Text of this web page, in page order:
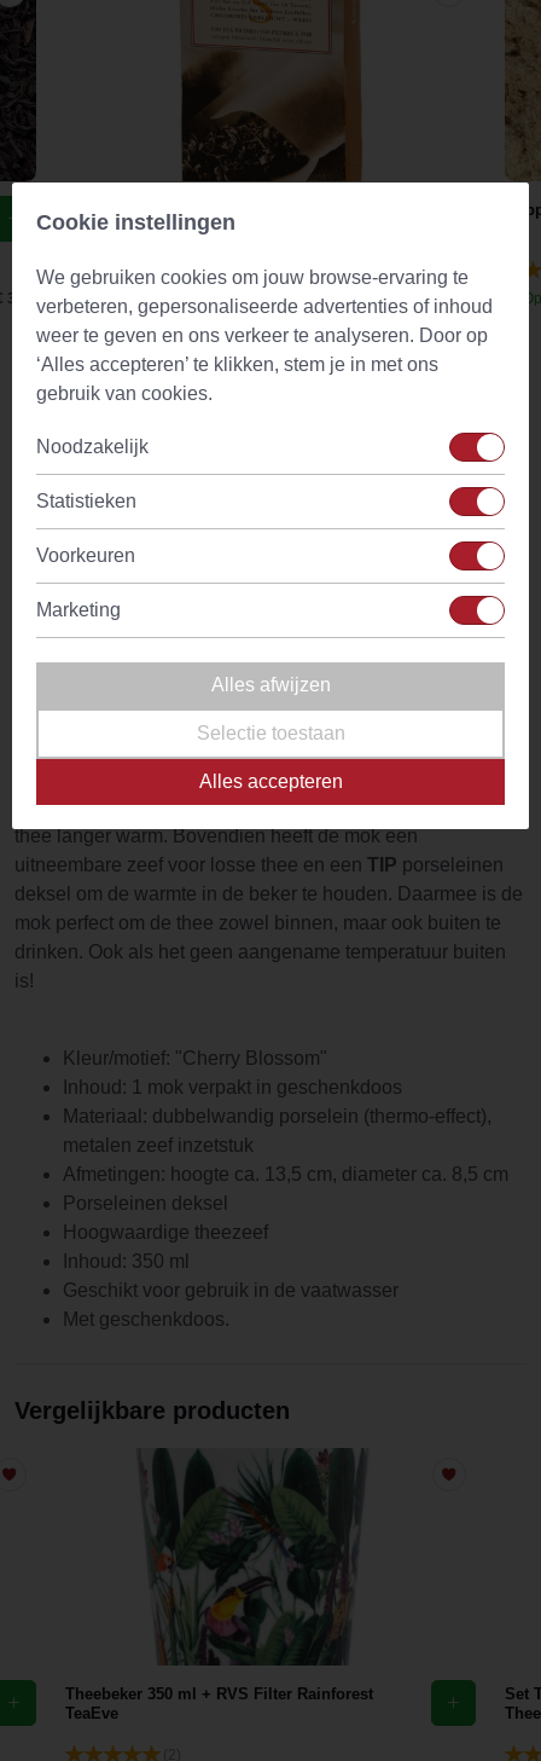
3,38
Theefilter Flip S tbv theekop + beker Papier
Teeli
(6)
Op voorraad
Vanaf € 3,35
Omschrijving
Prachtige theebeker TeaEve Cherry Blossom met dekseltje
en roestvrijstalen theezeef van TeaEve. De beker is
gemaakt van hoogwaardig dubbelwandig porselein. Je thee
blijft zo lekker lang warm en je kunt de beker gemakkelijk
vastpakken want de buitenkant wordt nooit (te) heet. Met de
brede theezeef van roestvrijstaal is Theebeker TeaEve
Cherry Blossom ideaal om je heerlijke losse thee mee te
zetten. Leun achterover en laat de dag uitkeren met een
thee en geniet van de rust.
Theebeker TEAEVE is qua kwaliteit, uiterlijk en
Blossom theebeker van Eigenart heeft een inhoud van 350
ml en houdt als thermosbeker (dubbelwandig porselein) de
thee langer warm. Bovendien heeft de mok een
uitneembare zeef voor losse thee en een TIP porseleinen
deksel om de warmte in de beker te houden. Daarmee is de
mok perfect om de thee zowel binnen, maar ook buiten te
drinken. Ook als het geen aangename temperatuur buiten
is!
Kleur/motief: "Cherry Blossom"
Inhoud: 1 mok verpakt in geschenkdoos
Materiaal: dubbelwandig porselein (thermo-effect),
metalen zeef inzetstuk
Afmetingen: hoogte ca. 13,5 cm, diameter ca. 8,5 cm
Porseleinen deksel
Hoogwaardige theezeef
Inhoud: 350 ml
Geschikt voor gebruik in de vaatwasser
Met geschenkdoos.
Vergelijkbare producten
Theebeker 350 ml + RVS Filter Rainforest
TeaEve
Set
Cookie instellingen
We gebruiken cookies om jouw browse-ervaring te
verbeteren, gepersonaliseerde advertenties of inhoud
weer te geven en ons verkeer te analyseren. Door op
‘Alles accepteren’ te klikken, stem je in met ons
gebruik van cookies.
Noodzakelijk
Statistieken
Voorkeuren
Marketing
Alles afwijzen
Selectie toestaan
Alles accepteren